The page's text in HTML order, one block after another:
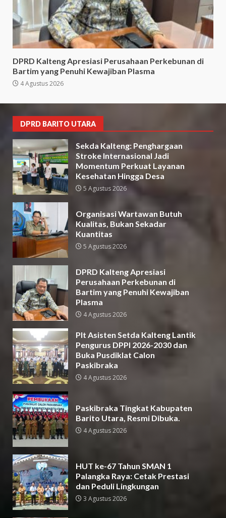
DPRD Kalteng Apresiasi Perusahaan Perkebunan di
Bartim yang Penuhi Kewajiban Plasma
4 Agustus 2026
DPRD BARITO UTARA
Sekda Kalteng: Penghargaan
Stroke Internasional Jadi
Momentum Perkuat Layanan
Kesehatan Hingga Desa
5 Agustus 2026
Organisasi Wartawan Butuh
Kualitas, Bukan Sekadar
Kuantitas
5 Agustus 2026
DPRD Kalteng Apresiasi
Perusahaan Perkebunan di
Bartim yang Penuhi Kewajiban
Plasma
4 Agustus 2026
Plt Asisten Setda Kalteng Lantik
Pengurus DPPI 2026-2030 dan
Buka Pusdiklat Calon
Paskibraka
4 Agustus 2026
Paskibraka Tingkat Kabupaten
Barito Utara, Resmi Dibuka.
4 Agustus 2026
HUT ke-67 Tahun SMAN 1
Palangka Raya: Cetak Prestasi
dan Peduli Lingkungan
3 Agustus 2026